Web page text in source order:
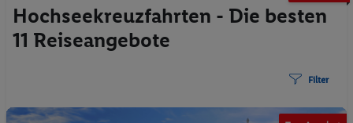
Hochseekreuzfahrten - Die besten
11 Reiseangebote
Filter